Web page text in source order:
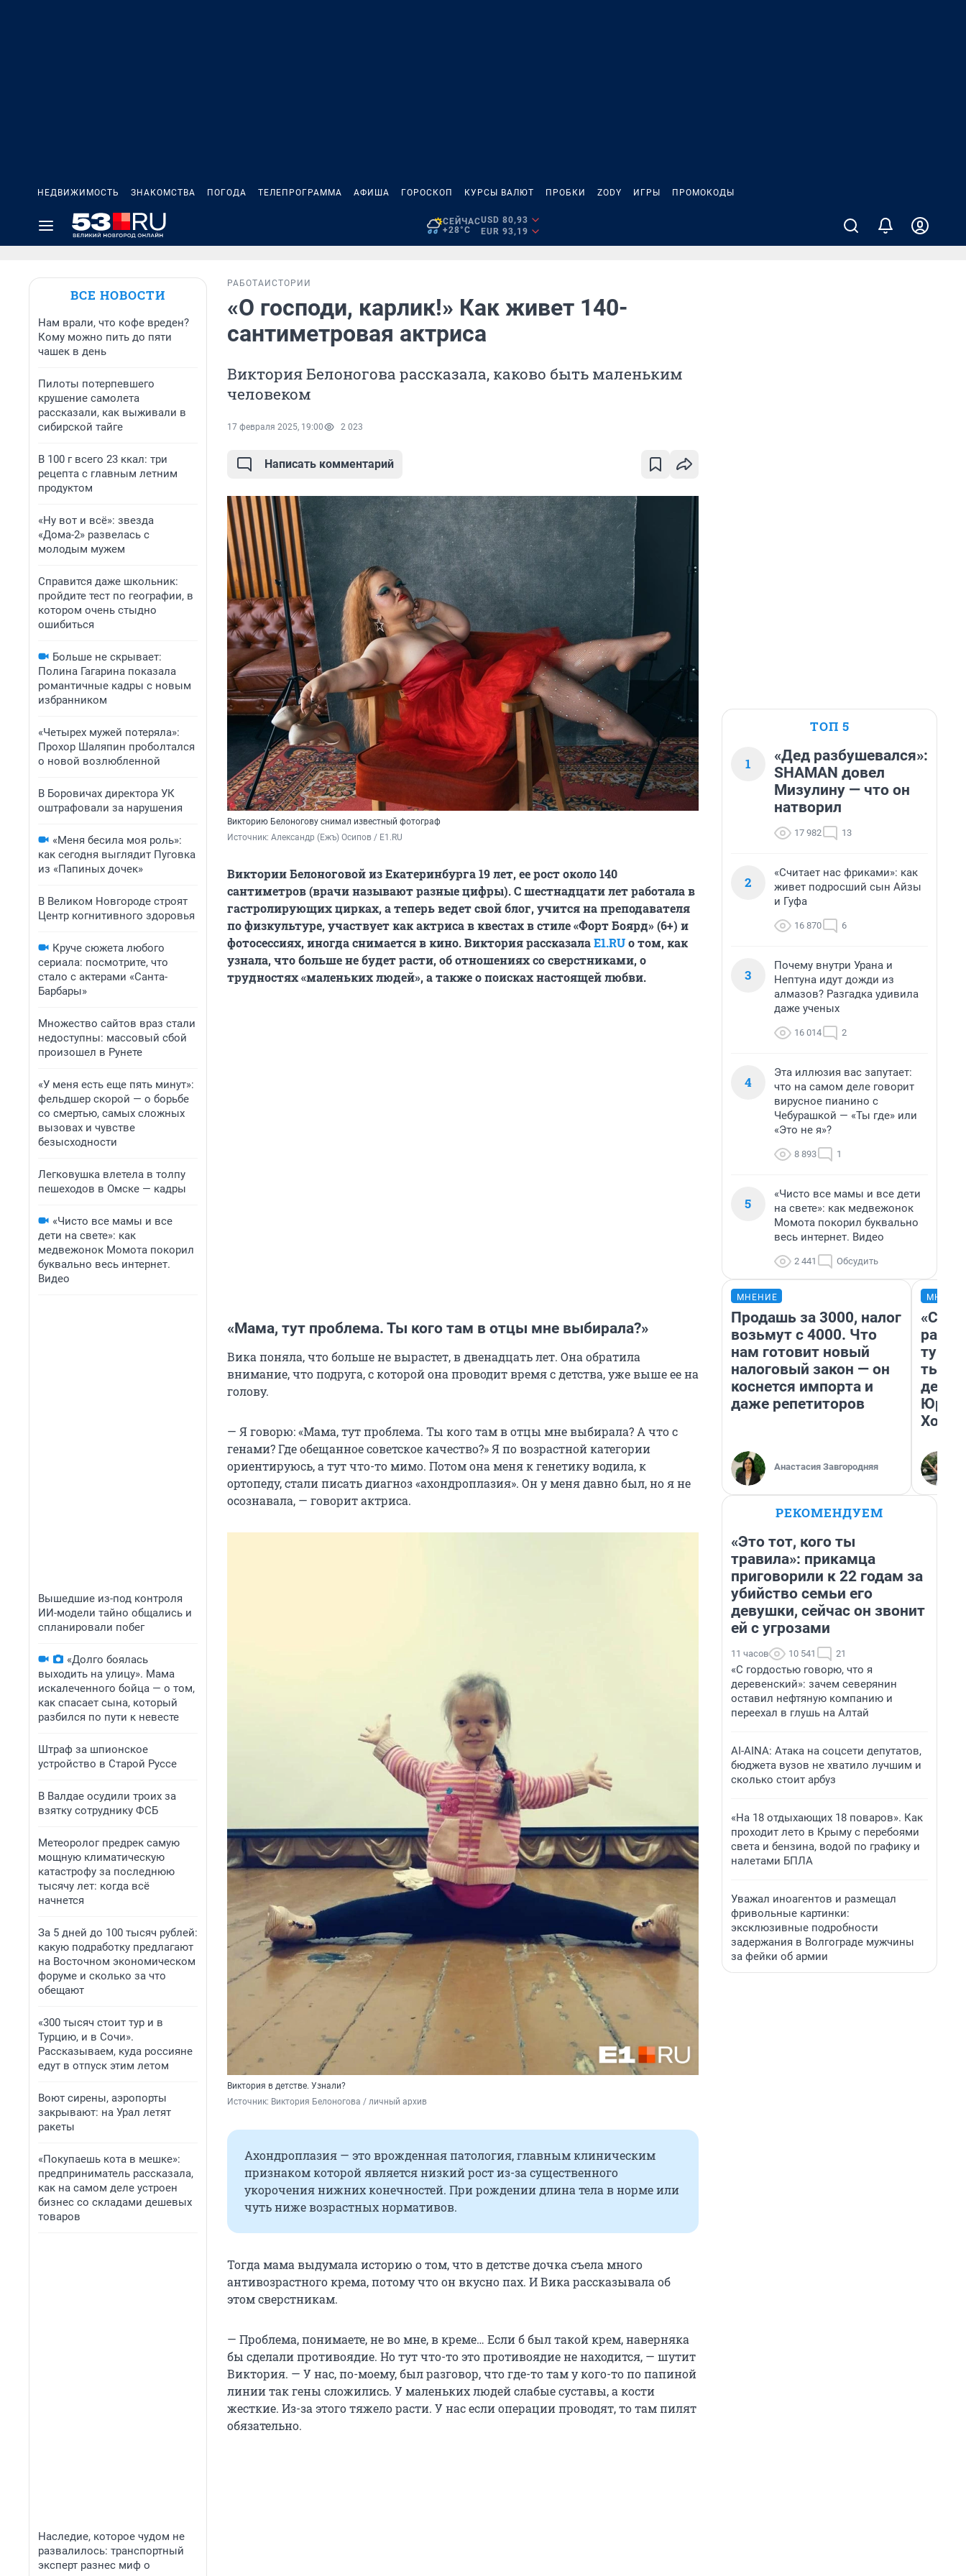
НЕДВИЖИМОСТЬ ЗНАКОМСТВА ПОГОДА ТЕЛЕПРОГРАММА АФИША ГОРОСКОП КУРСЫ ВАЛЮТ ПРОБКИ ZODY ИГРЫ ПРОМОКОДЫ
СЕЙЧАС
+28°C
USD 80,93
EUR 93,19
ВСЕ НОВОСТИ
Нам врали, что кофе вреден?
Кому можно пить до пяти
чашек в день
Пилоты потерпевшего
крушение самолета
рассказали, как выживали в
сибирской тайге
В 100 г всего 23 ккал: три
рецепта с главным летним
продуктом
«Ну вот и всё»: звезда
«Дома-2» развелась с
молодым мужем
Справится даже школьник:
пройдите тест по географии, в
котором очень стыдно
ошибиться
Больше не скрывает:
Полина Гагарина показала
романтичные кадры с новым
избранником
«Четырех мужей потеряла»:
Прохор Шаляпин проболтался
о новой возлюбленной
В Боровичах директора УК
оштрафовали за нарушения
«Меня бесила моя роль»:
как сегодня выглядит Пуговка
из «Папиных дочек»
В Великом Новгороде строят
Центр когнитивного здоровья
Круче сюжета любого
сериала: посмотрите, что
стало с актерами «Санта-
Барбары»
Множество сайтов враз стали
недоступны: массовый сбой
произошел в Рунете
«У меня есть еще пять минут»:
фельдшер скорой — о борьбе
со смертью, самых сложных
вызовах и чувстве
безысходности
Легковушка влетела в толпу
пешеходов в Омске — кадры
«Чисто все мамы и все
дети на свете»: как
медвежонок Момота покорил
буквально весь интернет.
Видео
Вышедшие из-под контроля
ИИ-модели тайно общались и
спланировали побег
«Долго боялась
выходить на улицу». Мама
искалеченного бойца — о том,
как спасает сына, который
разбился по пути к невесте
Штраф за шпионское
устройство в Старой Руссе
В Валдае осудили троих за
взятку сотруднику ФСБ
Метеоролог предрек самую
мощную климатическую
катастрофу за последнюю
тысячу лет: когда всё
начнется
За 5 дней до 100 тысяч рублей:
какую подработку предлагают
на Восточном экономическом
форуме и сколько за что
обещают
«300 тысяч стоит тур и в
Турцию, и в Сочи».
Рассказываем, куда россияне
едут в отпуск этим летом
Воют сирены, аэропорты
закрывают: на Урал летят
ракеты
«Покупаешь кота в мешке»:
предприниматель рассказала,
как на самом деле устроен
бизнес со складами дешевых
товаров
Наследие, которое чудом не
развалилось: транспортный
эксперт разнес миф о
РАБОТА ИСТОРИИ
«О господи, карлик!» Как живет 140-
сантиметровая актриса
Виктория Белоногова рассказала, каково быть маленьким
человеком
17 февраля 2025, 19:00 2 023
Написать комментарий
Викторию Белоногову снимал известный фотограф
Источник: Александр (Ежъ) Осипов / E1.RU
Виктории Белоноговой из Екатеринбурга 19 лет, ее рост около 140
сантиметров (врачи называют разные цифры). С шестнадцати лет работала в
гастролирующих цирках, а теперь ведет свой блог, учится на преподавателя
по физкультуре, участвует как актриса в квестах в стиле «Форт Боярд» (6+) и
фотосессиях, иногда снимается в кино. Виктория рассказалаE1.RUо том, как
узнала, что больше не будет расти, об отношениях со сверстниками, о
трудностях «маленьких людей», а также о поисках настоящей любви.
«Мама, тут проблема. Ты кого там в отцы мне выбирала?»
Вика поняла, что больше не вырастет, в двенадцать лет. Она обратила
внимание, что подруга, с которой она проводит время с детства, уже выше ее на
голову.
— Я говорю: «Мама, тут проблема. Ты кого там в отцы мне выбирала? А что с
генами? Где обещанное советское качество?» Я по возрастной категории
ориентируюсь, а тут что-то мимо. Потом она меня к генетику водила, к
ортопеду, стали писать диагноз «ахондроплазия». Он у меня давно был, но я не
осознавала, — говорит актриса.
Виктория в детстве. Узнали?
Источник: Виктория Белоногова / личный архив
Ахондроплазия — это врожденная патология, главным клиническим
признаком которой является низкий рост из-за существенного
укорочения нижних конечностей. При рождении длина тела в норме или
чуть ниже возрастных нормативов.
Тогда мама выдумала историю о том, что в детстве дочка съела много
антивозрастного крема, потому что он вкусно пах. И Вика рассказывала об
этом сверстникам.
— Проблема, понимаете, не во мне, в креме… Если б был такой крем, наверняка
бы сделали противоядие. Но тут что-то это противоядие не находится, — шутит
Виктория. — У нас, по-моему, был разговор, что где-то там у кого-то по папиной
линии так гены сложились. У маленьких людей слабые суставы, а кости
жесткие. Из-за этого тяжело расти. У нас если операции проводят, то там пилят
обязательно.
ТОП 5
1
«Дед разбушевался»:
SHAMAN довел
Мизулину — что он
натворил
17 982 13
2
«Считает нас фриками»: как
живет подросший сын Айзы
и Гуфа
16 870 6
3
Почему внутри Урана и
Нептуна идут дожди из
алмазов? Разгадка удивила
даже ученых
16 014 2
4
Эта иллюзия вас запутает:
что на самом деле говорит
вирусное пианино с
Чебурашкой — «Ты где» или
«Это не я»?
8 893 1
5
«Чисто все мамы и все дети
на свете»: как медвежонок
Момота покорил буквально
весь интернет. Видео
2 441 Обсудить
МНЕНИЕ
Продашь за 3000, налог
возьмут с 4000. Что
нам готовит новый
налоговый закон — он
коснется импорта и
даже репетиторов
Анастасия Завгородняя
день
РЕКОМЕНДУЕМ
«Это тот, кого ты
травила»: прикамца
приговорили к 22 годам за
убийство семьи его
девушки, сейчас он звонит
ей с угрозами
11 часов 10 541 21
«С гордостью говорю, что я
деревенский»: зачем северянин
оставил нефтяную компанию и
переехал в глушь на Алтай
AI-AINA: Атака на соцсети депутатов,
бюджета вузов не хватило лучшим и
сколько стоит арбуз
«На 18 отдыхающих 18 поваров». Как
проходит лето в Крыму с перебоями
света и бензина, водой по графику и
налетами БПЛА
Уважал иноагентов и размещал
фривольные картинки:
эксклюзивные подробности
задержания в Волгограде мужчины
за фейки об армии